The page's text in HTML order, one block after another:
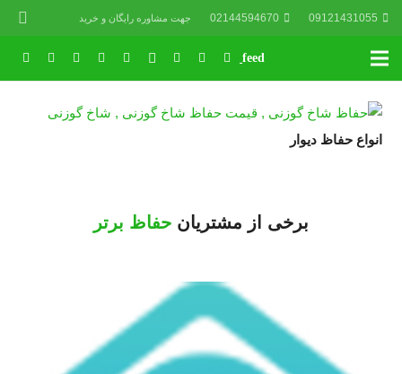
09121431055
02144594670 جهت مشاوره رایگان و خرید
انواع حفاظ دیوار
برخی از مشتریان حفاظ برتر